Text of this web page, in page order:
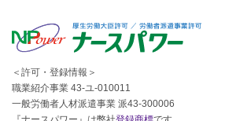
＜許可・登録情報＞
職業紹介事業 43-ユ-010011
一般労働者人材派遣事業 派43-300006